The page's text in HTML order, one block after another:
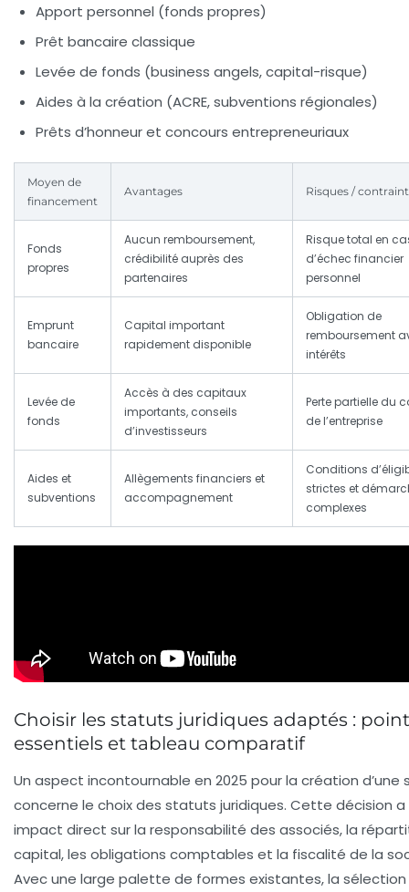
Apport personnel (fonds propres)
Prêt bancaire classique
Levée de fonds (business angels, capital-risque)
Aides à la création (ACRE, subventions régionales)
Prêts d’honneur et concours entrepreneuriaux
Moyen de
financement
Avantages Risques /
Fonds
propres
Aucun remboursement,
crédibilité auprès des
partenaires
Risque total en
d’échec financier
personnel
Emprunt
bancaire
Capital important
rapidement disponible
Obligation de
remboursement
intérêts
Levée de
fonds
Accès à des capitaux
importants, conseils
d’investisseurs
Perte partielle du
de l’entreprise
Aides et
subventions
Allègements financiers et
accompagnement
Conditions
strictes et
complexes
Choisir les statuts juridiques adaptés :
essentiels et tableau comparatif
Un aspect incontournable en 2025 pour la création d’une
concerne le choix des statuts juridiques. Cette décision a
impact direct sur la responsabilité des associés, la
capital, les obligations comptables et la fiscalité de la
Avec une large palette de formes existantes, la